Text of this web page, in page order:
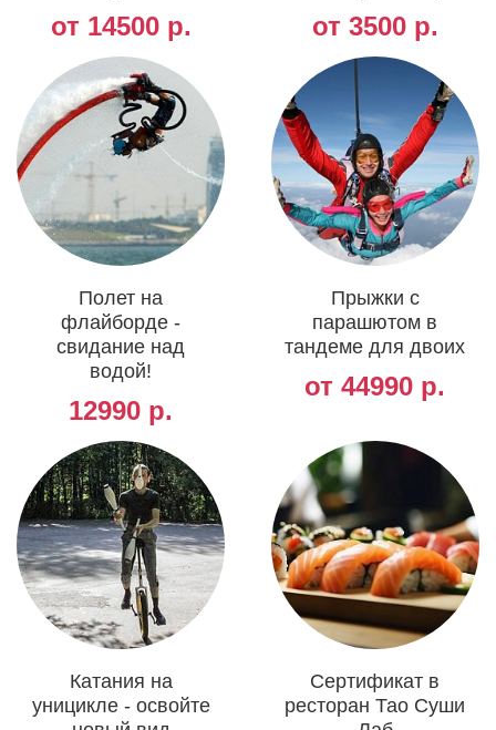
от 14500 р. от 3500 р.
Полет на
флайборде -
свидание над
водой!
12990 р.
Прыжки с
парашютом в
тандеме для двоих
от 44990 р.
Катания на
уницикле - освойте
Сертификат в
ресторан Тао Суши